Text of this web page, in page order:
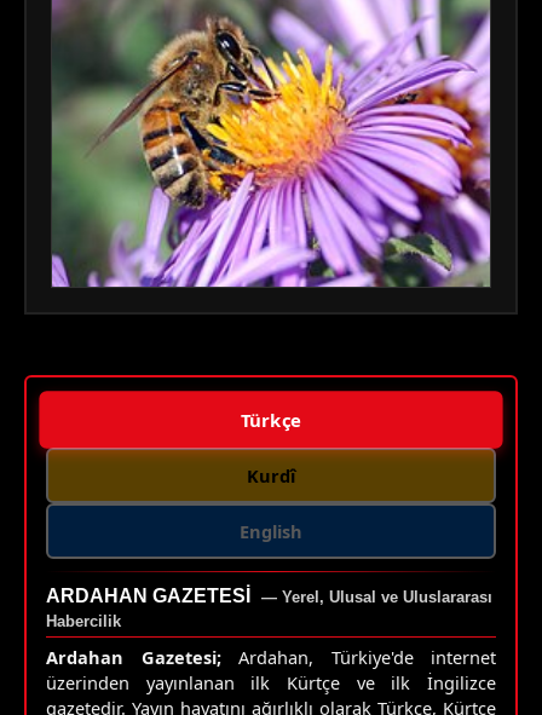
Türkçe
Kurdî
English
ARDAHAN GAZETESI
— Yerel, Ulusal ve Uluslararası
Habercilik
Ardahan Gazetesi;Ardahan, Türkiye'de internet
üzerinden yayınlanan ilk Kürtçe ve ilk İngilizce
gazetedir. Yayın hayatını ağırlıklı olarak Türkçe, Kürtçe